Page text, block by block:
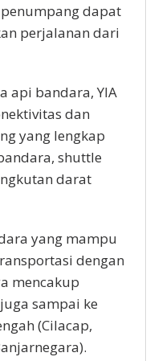
dapat
perjalanan dari
api bandara, YIA
dan
yang lengkap
shuttle
darat
yang mampu
dengan
mencakup
sampai ke
(Cilacap,